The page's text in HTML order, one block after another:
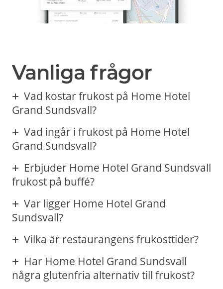
Vanliga frågor
Vad kostar frukost på Home Hotel
Grand Sundsvall?
Vad ingår i frukost på Home Hotel
Grand Sundsvall?
Erbjuder Home Hotel Grand Sundsvall
frukost på buffé?
Var ligger Home Hotel Grand
Sundsvall?
Vilka är restaurangens frukosttider?
Har Home Hotel Grand Sundsvall
några glutenfria alternativ till frukost?